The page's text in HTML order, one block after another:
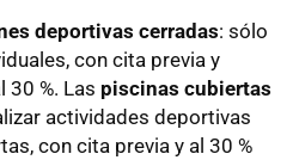
deportivas cerradas: sólo
con cita previa y
%. Las piscinas cubiertas
actividades deportivas
con cita previa y al 30 %